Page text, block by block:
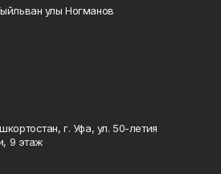
улы Ногманов
г. Уфа, ул. 50-летия
9 этаж